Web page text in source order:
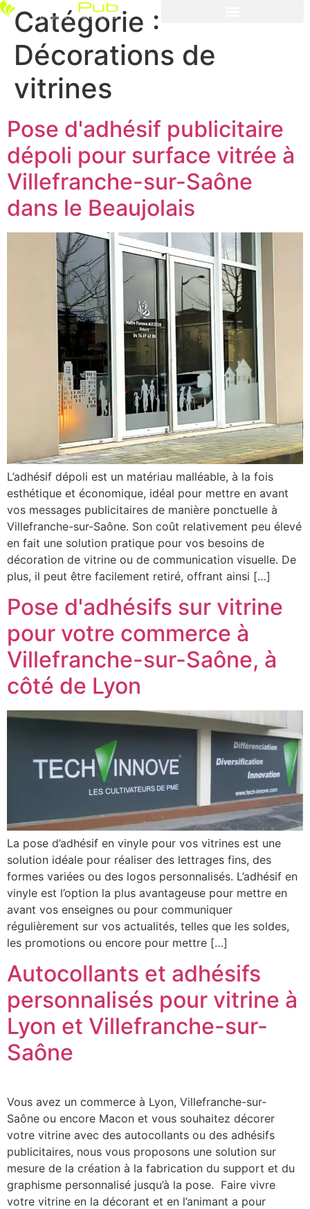
Catégorie :
Décorations de
vitrines
Pose d'adhésif publicitaire
dépoli pour surface vitrée à
Villefranche-sur-Saône
dans le Beaujolais
L’adhésif dépoli est un matériau malléable, à la fois
esthétique et économique, idéal pour mettre en avant
vos messages publicitaires de manière ponctuelle à
Villefranche-sur-Saône. Son coût relativement peu élevé
en fait une solution pratique pour vos besoins de
décoration de vitrine ou de communication visuelle. De
plus, il peut être facilement retiré, offrant ainsi […]
Pose d'adhésifs sur vitrine
pour votre commerce à
Villefranche-sur-Saône, à
côté de Lyon
La pose d’adhésif en vinyle pour vos vitrines est une
solution idéale pour réaliser des lettrages fins, des
formes variées ou des logos personnalisés. L’adhésif en
vinyle est l’option la plus avantageuse pour mettre en
avant vos enseignes ou pour communiquer
régulièrement sur vos actualités, telles que les soldes,
les promotions ou encore pour mettre […]
Autocollants et adhésifs
personnalisés pour vitrine à
Lyon et Villefranche-sur-
Saône
Vous avez un commerce à Lyon, Villefranche-sur-
Saône ou encore Macon et vous souhaitez décorer
votre vitrine avec des autocollants ou des adhésifs
publicitaires, nous vous proposons une solution sur
mesure de la création à la fabrication du support et du
graphisme personnalisé jusqu’à la pose. Faire vivre
votre vitrine en la décorant et en l’animant a pour